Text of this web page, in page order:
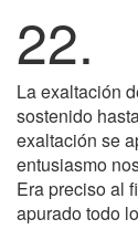
22.
La exaltación
sostenido
exaltación se
entusiasmo
Era preciso al
apurado todo